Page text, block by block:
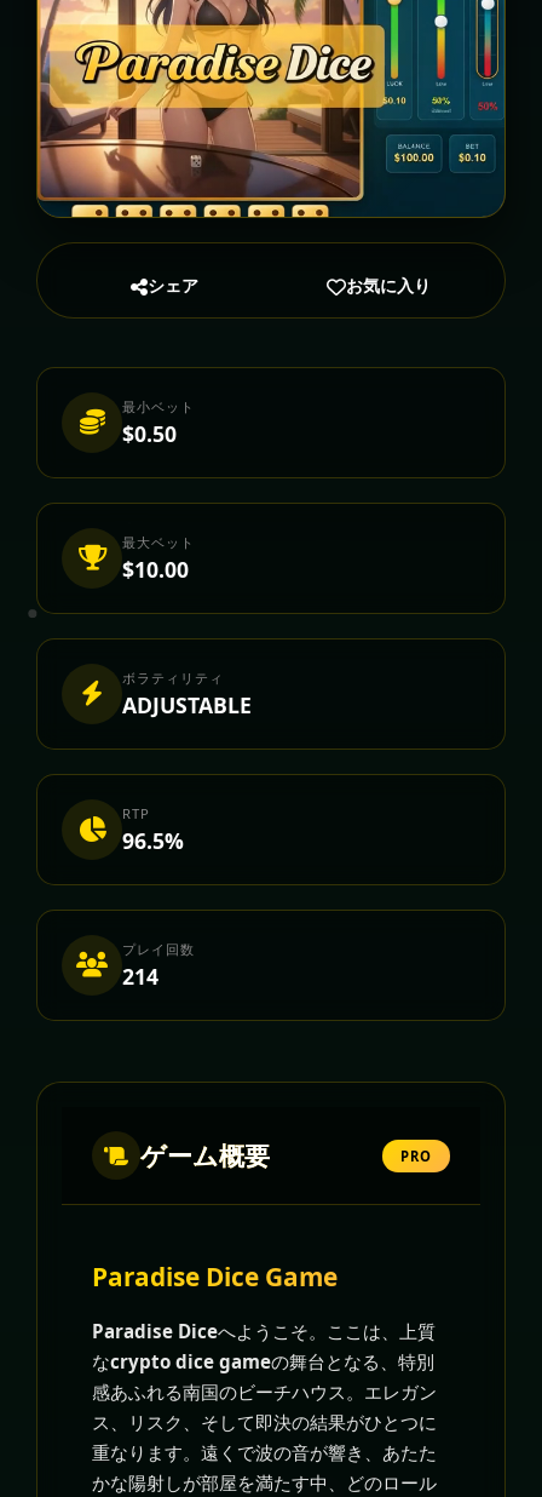
シェア お気に入り
最小ベット
$0.50
最大ベット
$10.00
ボラティリティ
ADJUSTABLE
RTP
96.5%
プレイ回数
214
ゲーム概要 PRO
Paradise Dice Game
Paradise Diceへようこそ。ここは、上質
なcrypto dice gameの舞台となる、特別
感あふれる南国のビーチハウス。エレガン
ス、リスク、そして即決の結果がひとつに
重なります。遠くで波の音が響き、あたた
かな陽射しが部屋を満たす中、どのロール